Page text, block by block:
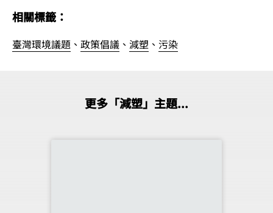
相關標籤：
臺灣環境議題 、 政策倡議 、 減塑 、 污染
更多「減塑」主題...